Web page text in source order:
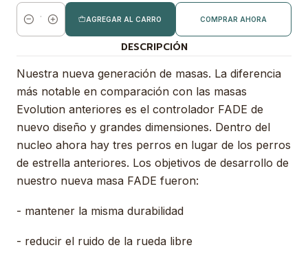
Cantidad
AGREGAR AL CARRO COMPRAR AHORA
DESCRIPCIÓN
Nuestra nueva generación de masas. La diferencia
más notable en comparación con las masas
Evolution anteriores es el controlador FADE de
nuevo diseño y grandes dimensiones. Dentro del
nucleo ahora hay tres perros en lugar de los perros
de estrella anteriores. Los objetivos de desarrollo de
nuestro nueva masa FADE fueron:
- mantener la misma durabilidad
- reducir el ruido de la rueda libre